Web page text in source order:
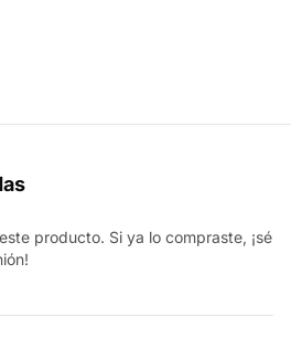
producto. Si ya lo compraste, ¡sé